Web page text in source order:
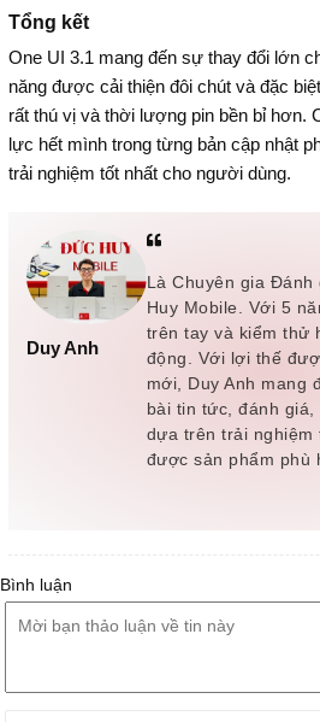
Tổng kết
One UI 3.1 mang đến sự thay đổi lớn
năng được cải thiện đôi chút và đặc
rất thú vị và thời lượng pin bền bỉ hơn.
lực hết mình trong từng bản cập nhật
trải nghiệm tốt nhất cho người dùng.
Duy Anh
Là Chuyên gia
Huy Mobile. Với 5
trên tay và kiểm thử
động. Với lợi thế
mới, Duy Anh mang
bài tin tức, đánh
dựa trên trải
được sản phẩm phù
Bình luận